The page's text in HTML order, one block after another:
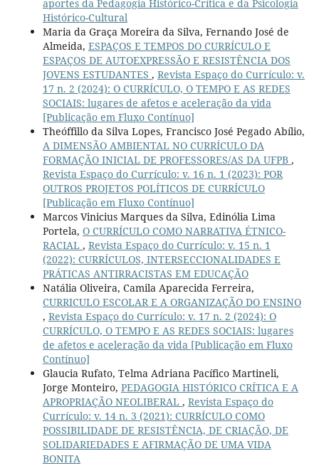
aportes da Pedagogia Histórico-Crítica e da Psicologia
Histórico-Cultural
Maria da Graça Moreira da Silva, Fernando José de
Almeida, ESPAÇOS E TEMPOS DO CURRÍCULO E
ESPAÇOS DE AUTOEXPRESSÃO E RESISTÊNCIA DOS
JOVENS ESTUDANTES , Revista Espaço do Currículo: v.
17 n. 2 (2024): O CURRÍCULO, O TEMPO E AS REDES
SOCIAIS: lugares de afetos e aceleração da vida
[Publicação em Fluxo Contínuo]
Theóffillo da Silva Lopes, Francisco José Pegado Abílio,
A DIMENSÃO AMBIENTAL NO CURRÍCULO DA
FORMAÇÃO INICIAL DE PROFESSORES/AS DA UFPB ,
Revista Espaço do Currículo: v. 16 n. 1 (2023): POR
OUTROS PROJETOS POLÍTICOS DE CURRÍCULO
[Publicação em Fluxo Contínuo]
Marcos Vinicius Marques da Silva, Edinólia Lima
Portela, O CURRÍCULO COMO NARRATIVA ÉTNICO-
RACIAL , Revista Espaço do Currículo: v. 15 n. 1
(2022): CURRÍCULOS, INTERSECCIONALIDADES E
PRÁTICAS ANTIRRACISTAS EM EDUCAÇÃO
Natália Oliveira, Camila Aparecida Ferreira,
CURRICULO ESCOLAR E A ORGANIZAÇÃO DO ENSINO
, Revista Espaço do Currículo: v. 17 n. 2 (2024): O
CURRÍCULO, O TEMPO E AS REDES SOCIAIS: lugares
de afetos e aceleração da vida [Publicação em Fluxo
Contínuo]
Glaucia Rufato, Telma Adriana Pacífico Martineli,
Jorge Monteiro, PEDAGOGIA HISTÓRICO CRÍTICA E A
APROPRIAÇÃO NEOLIBERAL , Revista Espaço do
Currículo: v. 14 n. 3 (2021): CURRÍCULO COMO
POSSIBILIDADE DE RESISTÊNCIA, DE CRIAÇÃO, DE
SOLIDARIEDADES E AFIRMAÇÃO DE UMA VIDA
BONITA